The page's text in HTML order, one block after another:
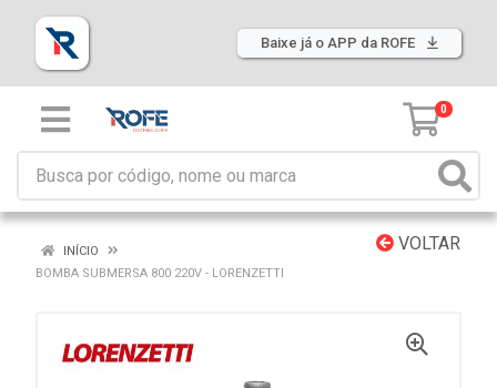
Baixe já o APP da ROFE
0
VOLTAR
INÍCIO
BOMBA SUBMERSA 800 220V - LORENZETTI